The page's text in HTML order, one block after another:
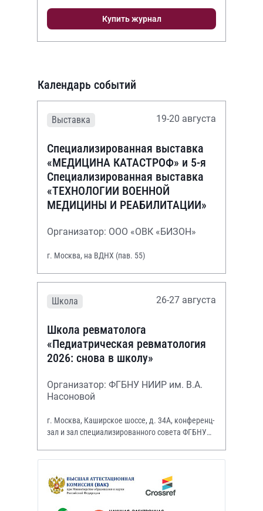
Купить журнал
Календарь событий
Выставка 19-20 августа
Специализированная выставка
«МЕДИЦИНА КАТАСТРОФ» и 5-я
Специализированная выставка
«ТЕХНОЛОГИИ ВОЕННОЙ
МЕДИЦИНЫ И РЕАБИЛИТАЦИИ»
Организатор: ООО «ОВК «БИЗОН»
г. Москва, на ВДНХ (пав. 55)
Школа 26-27 августа
Школа ревматолога
«Педиатрическая ревматология
2026: снова в школу»
Организатор: ФГБНУ НИИР им. В.А.
Насоновой
г. Москва, Каширское шоссе, д. 34А, конференц-
зал и зал специализированного совета ФГБНУ